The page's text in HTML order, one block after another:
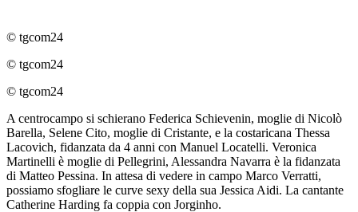
© tgcom24
© tgcom24
© tgcom24
A centrocampo si schierano Federica Schievenin, moglie di Nicolò
Barella, Selene Cito, moglie di Cristante, e la costaricana Thessa
Lacovich, fidanzata da 4 anni con Manuel Locatelli. Veronica
Martinelli è moglie di Pellegrini, Alessandra Navarra è la fidanzata
di Matteo Pessina. In attesa di vedere in campo Marco Verratti,
possiamo sfogliare le curve sexy della sua Jessica Aidi. La cantante
Catherine Harding fa coppia con Jorginho.